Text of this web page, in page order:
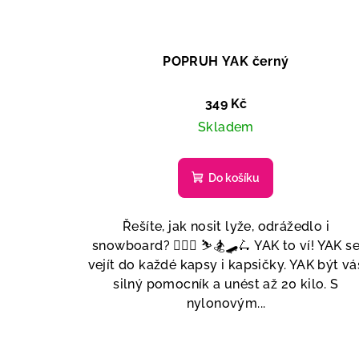
POPRUH YAK černý
349 Kč
Skladem
Do košíku
Řešíte, jak nosit lyže, odrážedlo i
snowboard? 🚴🏼‍♂️ ⛷🏂🛹🛴 YAK to ví! YAK se
vejít do každé kapsy i kapsičky. YAK být
silný pomocník a unést až 20 kilo. S
nylonovým...